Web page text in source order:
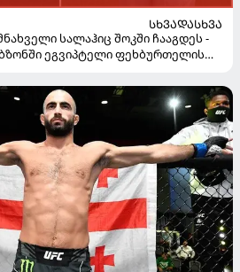
ᲡᲮᲕᲐᲓᲐᲡᲮᲕᲐ
სალაჰიც შოკში ჩააგდეს -
ეგვიპტელი ფეხბურთელის